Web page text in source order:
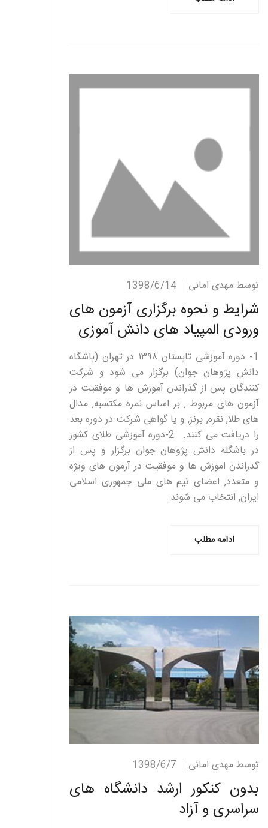
ادامه مطلب توسط مهدی امانی 1398/6/14
شرایط و نحوه برگزاری آزمون های
ورودی المپیاد های دانش آموزی
1- دوره آموزشی تابستان ۱۳۹۸ در تهران (باشگاه
دانش پژوهان جوان) برگزار می شود و شرکت
کنندگان پس از گذراندن آموزش ها و موفقیت در
آزمون های مربوط , بر اساس نمره مکتسبه, مدال
های طلا, نقره, برنز, و یا گواهی شرکت در دوره بعد
را دریافت می کنند. 2-دوره آموزشی طلای کشور
در باشگله دانش پژوهان جوان برگزار و پس از
گدراندن اموزش ها و موفقیت در آزمون های ویژه
و متعدد, اعضای تیم های ملی جمهوری اسلامی
ایران, انتخاب می شوند.
ادامه مطلب
توسط مهدی امانی 1398/6/7
بدون کنکور ارشد دانشگاه های
سراسری و آزاد